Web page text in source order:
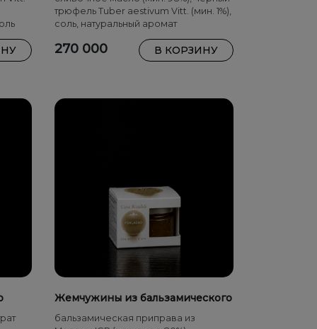
трюфель Tuber aestivum Vitt. (мин. 1%),
соль, натуральный аромат
270 000 В КОРЗИНУ
Жемчужины из бальзамического
уксуса
бальзамическая приправа из